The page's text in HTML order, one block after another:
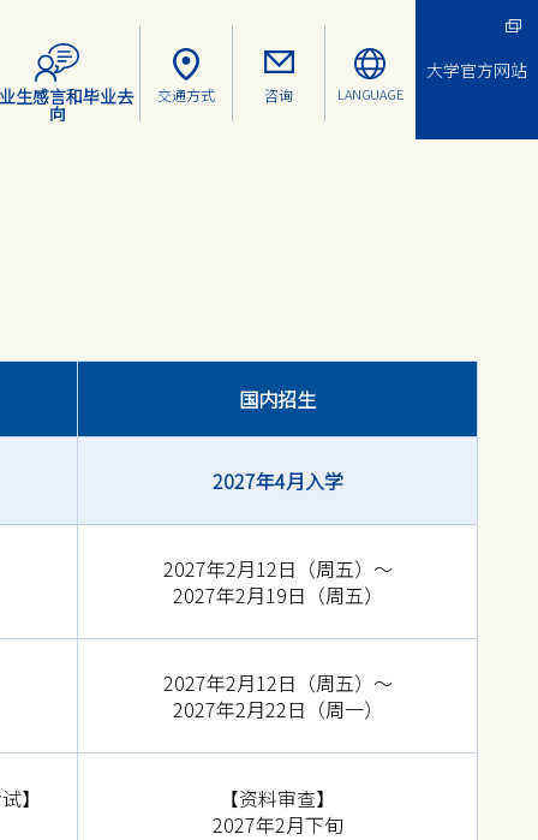
生感言和毕业去
向
交通方式 咨询 LANGUAGE
大学官方网站
国内招生
2027年4月入学
2027年2月12日（周五）～
2027年2月19日（周五）
2027年2月12日（周五）～
2027年2月22日（周一）
】
【资料审查】
2027年2月下旬